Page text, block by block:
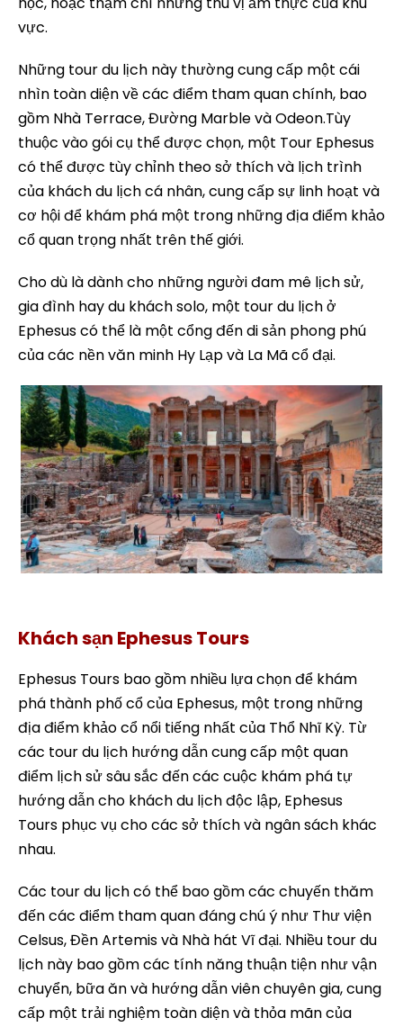
vực.
Những tour du lịch này thường cung cấp một cái
nhìn toàn diện về các điểm tham quan chính, bao
gồm Nhà Terrace, Đường Marble và Odeon.Tùy
thuộc vào gói cụ thể được chọn, một Tour Ephesus
có thể được tùy chỉnh theo sở thích và lịch trình
của khách du lịch cá nhân, cung cấp sự linh hoạt và
cơ hội để khám phá một trong những địa điểm khảo
cổ quan trọng nhất trên thế giới.
Cho dù là dành cho những người đam mê lịch sử,
gia đình hay du khách solo, một tour du lịch ở
Ephesus có thể là một cổng đến di sản phong phú
của các nền văn minh Hy Lạp và La Mã cổ đại.
Khách sạn Ephesus Tours
Ephesus Tours bao gồm nhiều lựa chọn để khám
phá thành phố cổ của Ephesus, một trong những
địa điểm khảo cổ nổi tiếng nhất của Thổ Nhĩ Kỳ. Từ
các tour du lịch hướng dẫn cung cấp một quan
điểm lịch sử sâu sắc đến các cuộc khám phá tự
hướng dẫn cho khách du lịch độc lập, Ephesus
Tours phục vụ cho các sở thích và ngân sách khác
nhau.
Các tour du lịch có thể bao gồm các chuyến thăm
đến các điểm tham quan đáng chú ý như Thư viện
Celsus, Đền Artemis và Nhà hát Vĩ đại. Nhiều tour du
lịch này bao gồm các tính năng thuận tiện như vận
chuyển, bữa ăn và hướng dẫn viên chuyên gia, cung
cấp một trải nghiệm toàn diện và thỏa mãn của